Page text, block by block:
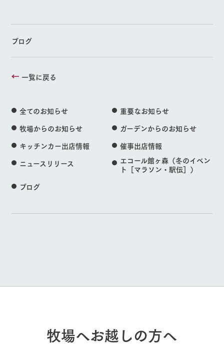
ブログ
一覧に戻る
全てのお知らせ
重要なお知らせ
牧場からのお知らせ
ガーデンからのお知らせ
キッチンカー出店情報
催事出店情報
ニュースリリース
エコール館ヶ森（冬のイベン
ト［マラソン・駅伝］）
ブログ
牧場へお越しの方へ